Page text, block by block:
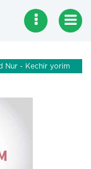
Nur - Kechir yorim